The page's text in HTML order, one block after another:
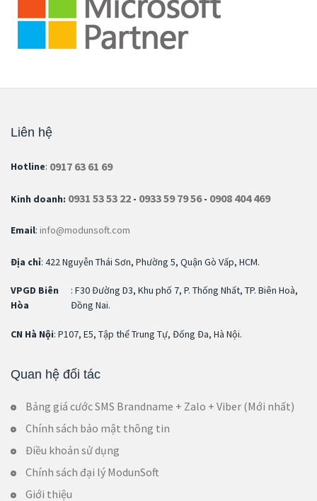
Liên hệ
Hotline: 0917 63 61 69
Kinh doanh: 0931 53 53 22 - 0933 59 79 56- 0908 404 469
Email: info@modunsoft.com
Địa chỉ: 422 Nguyễn Thái Sơn, Phường 5, Quận Gò Vấp, HCM.
VPGD Biên
Hòa
: F30 Đường D3, Khu phố 7, P. Thống Nhất, TP. Biên Hoà,
Đồng Nai.
CN Hà Nội: P107, E5, Tập thể Trung Tự, Đống Đa, Hà Nội.
Quan hệ đối tác
Bảng giá cước SMS Brandname + Zalo + Viber (Mới nhất)
Chính sách bảo mật thông tin
Điều khoản sử dụng
Chính sách đại lý ModunSoft
Giới thiệu